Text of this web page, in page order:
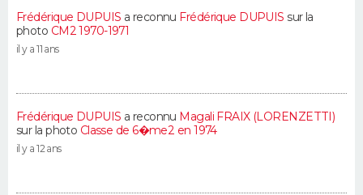
Frédérique DUPUIS a reconnu Frédérique DUPUIS sur la
photo CM2 1970-1971
il y a 11 ans
Frédérique DUPUIS a reconnu Magali FRAIX (LORENZETTI)
sur la photo Classe de 6�me2 en 1974
il y a 12 ans